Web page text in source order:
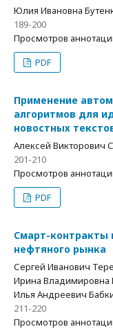
Юлия Ивановна
189-200
Просмотров
PDF
Применение
алгоритмов для
новостных
Алексей Викторович
201-210
Просмотров
PDF
Смарт-контракты
нефтяного рынка
Сергей Иванович
Ирина Владимировна
Илья Андреевич
211-220
Просмотров